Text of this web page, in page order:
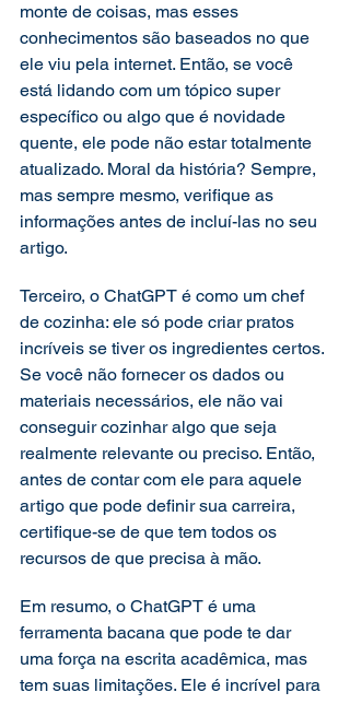
monte de coisas, mas esses
conhecimentos são baseados no que
ele viu pela internet. Então, se você
está lidando com um tópico super
específico ou algo que é novidade
quente, ele pode não estar totalmente
atualizado. Moral da história? Sempre,
mas sempre mesmo, verifique as
informações antes de incluí-las no seu
artigo.
Terceiro, o ChatGPT é como um chef
de cozinha: ele só pode criar pratos
incríveis se tiver os ingredientes certos.
Se você não fornecer os dados ou
materiais necessários, ele não vai
conseguir cozinhar algo que seja
realmente relevante ou preciso. Então,
antes de contar com ele para aquele
artigo que pode definir sua carreira,
certifique-se de que tem todos os
recursos de que precisa à mão.
Em resumo, o ChatGPT é uma
ferramenta bacana que pode te dar
uma força na escrita acadêmica, mas
tem suas limitações. Ele é incrível para